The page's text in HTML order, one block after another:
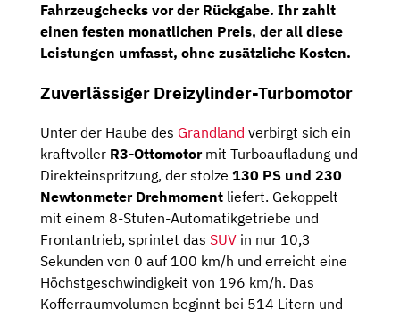
Fahrzeugchecks vor der Rückgabe. Ihr zahlt
einen festen monatlichen Preis, der all diese
Leistungen umfasst, ohne zusätzliche Kosten.
Zuverlässiger Dreizylinder-Turbomotor
Unter der Haube des Grandland verbirgt sich ein
kraftvoller R3-Ottomotormit Turboaufladung und
Direkteinspritzung, der stolze 130 PS und 230
Newtonmeter Drehmoment liefert. Gekoppelt
mit einem 8-Stufen-Automatikgetriebe und
Frontantrieb, sprintet das SUV in nur 10,3
Sekunden von 0 auf 100 km/h und erreicht eine
Höchstgeschwindigkeit von 196 km/h. Das
Kofferraumvolumen beginnt bei 514 Litern und